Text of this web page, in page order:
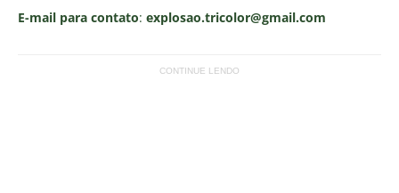
E-mail para contato: explosao.tricolor@gmail.com
CONTINUE LENDO